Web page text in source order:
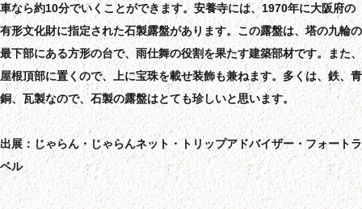
車なら約10分でいくことができます。安養寺には、1970年に大阪府の
有形文化財に指定された石製露盤があります。この露盤は、塔の九輪の
最下部にある方形の台で、雨仕舞の役割を果たす建築部材です。また、
屋根頂部に置くので、上に宝珠を載せ装飾も兼ねます。多くは、鉄、青
銅、瓦製なので、石製の露盤はとても珍しいと思います。
出展：じゃらん・じゃらんネット・トリップアドバイザー・フォートラ
ベル